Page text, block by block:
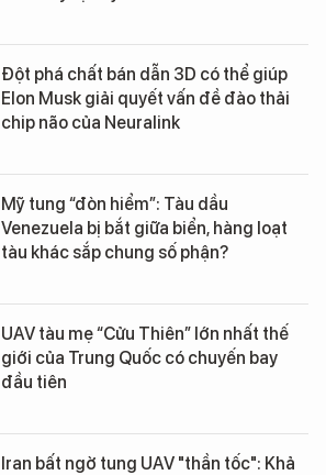
Đột phá chất bán dẫn 3D có thể giúp
Elon Musk giải quyết vấn đề đào thải
chip não của Neuralink
Mỹ tung “đòn hiểm”: Tàu dầu
Venezuela bị bắt giữa biển, hàng loạt
tàu khác sắp chung số phận?
UAV tàu mẹ “Cửu Thiên” lớn nhất thế
giới của Trung Quốc có chuyến bay
đầu tiên
Iran bất ngờ tung UAV "thần tốc": Khả